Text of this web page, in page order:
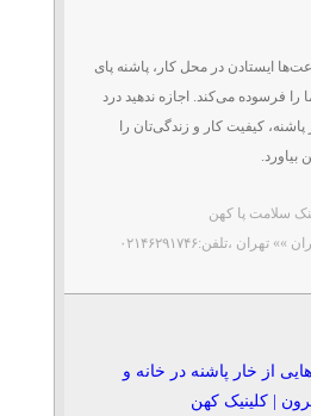
از
| شهرک غرب
با
پاشنه در
ایستادن در محل کار، پاشنه پای
را فرسوده می‌کند. اجازه ندهید درد
پاشنه، کیفیت کار و زندگی‌تان را
بیاورد.
ارتوپدی فنی ...
سلامت پا کهن
»» تهران ،تلفن:۰۲۱۴۶۲۹۱۷۴۶
از خار پاشنه در خانه و
| کلینیک کهن